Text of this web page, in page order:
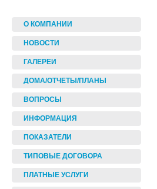
О КОМПАНИИ
НОВОСТИ
ГАЛЕРЕИ
ДОМА/ОТЧЕТЫ/ПЛАНЫ
ВОПРОСЫ
ИНФОРМАЦИЯ
ПОКАЗАТЕЛИ
ТИПОВЫЕ ДОГОВОРА
ПЛАТНЫЕ УСЛУГИ